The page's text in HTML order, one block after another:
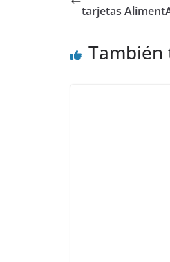
tarjetas
También